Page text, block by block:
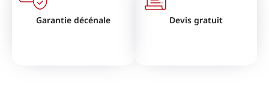
Garantie décénale Devis gratuit